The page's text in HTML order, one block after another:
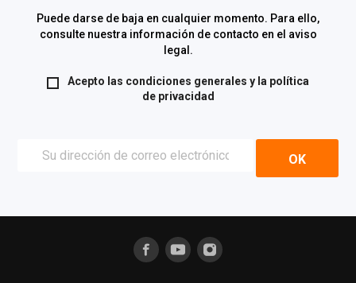
Puede darse de baja en cualquier momento. Para ello,
consulte nuestra información de contacto en el aviso
legal.
Acepto las condiciones generales y la política
de privacidad